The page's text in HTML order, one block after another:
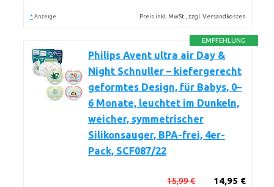
* Anzeige Preis inkl. MwSt., zzgl. Versandkosten
EMPFEHLUNG
Philips Avent ultra air Day &
Night Schnuller – kiefergerecht
geformtes Design, für Babys, 0–
6 Monate, leuchtet im Dunkeln,
weicher, symmetrischer
Silikonsauger, BPA-frei, 4er-
Pack, SCF087/22
14,95 €
15,99 €